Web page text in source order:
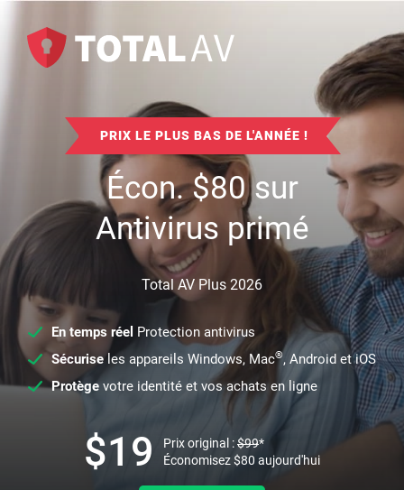
PRIX LE PLUS BAS DE L'ANNÉE !
Écon.$80sur
Antivirus primé
Total AV Plus 2026
En temps réel Protection antivirus
Sécuriseles appareils Windows, Mac®, Android et iOS
Protège votre identité et vos achats en ligne
$19 Prix original :$99*
Économisez$80 aujourd'hui